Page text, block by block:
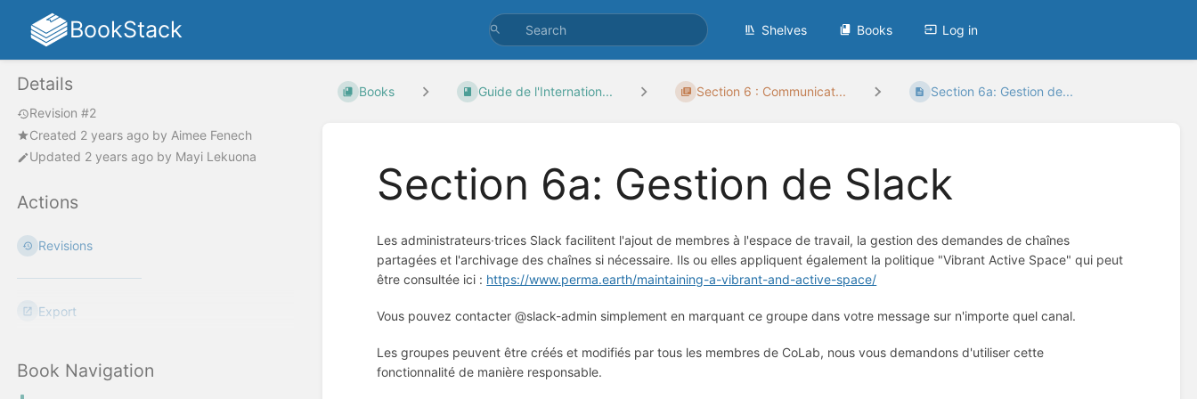
BookStack Shelves Books Log in
Details
Revision #2
Created 2 years ago by Aimee Fenech
Updated 2 years ago by Mayi Lekuona
Actions
Revisions
Export
Book Navigation
Books Guide de l'Internation... Section 6 : Communicat... Section 6a: Gestion de...
Section 6a: Gestion de Slack
Les administrateurs·trices Slack facilitent l'ajout de membres à l'espace de travail, la gestion des demandes de chaînes
partagées et l'archivage des chaînes si nécessaire. Ils ou elles appliquent également la politique "Vibrant Active Space" qui peut
être consultée ici : https://www.perma.earth/maintaining-a-vibrant-and-active-space/
Vous pouvez contacter @slack-admin simplement en marquant ce groupe dans votre message sur n'importe quel canal.
Les groupes peuvent être créés et modifiés par tous les membres de CoLab, nous vous demandons d'utiliser cette
fonctionnalité de manière responsable.